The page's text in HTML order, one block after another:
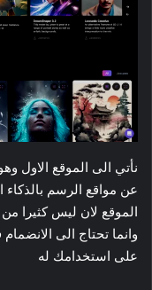
عن مواقع الرسم
الموقع لان ليس كثيرا
وانما تحتاج الى
على استخدامك له